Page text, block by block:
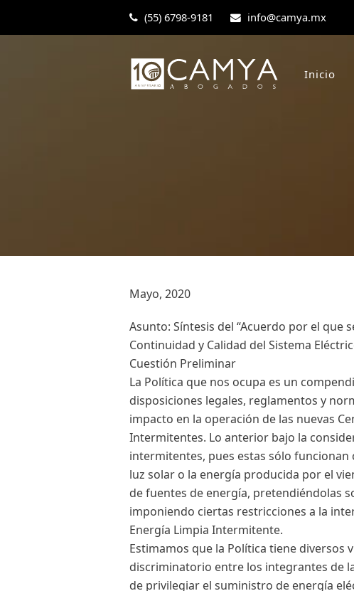
(55) 6798-9181 info@camya.mx
Inicio
Mayo, 2020
Asunto: Síntesis del “Acuerdo por el que
Continuidad y Calidad del Sistema
Cuestión Preliminar
La Política que nos ocupa es un
disposiciones legales, reglamentos y
impacto en la operación de las nuevas
Intermitentes. Lo anterior bajo la
intermitentes, pues estas sólo
luz solar o la energía producida por el
de fuentes de energía, pretendiéndolas
imponiendo ciertas restricciones a la
Energía Limpia Intermitente.
Estimamos que la Política tiene
discriminatorio entre los integrantes de
de privilegiar el suministro de energía